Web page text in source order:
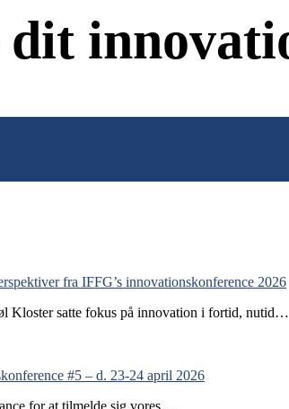
dit
fra IFFG’s innovationskonference 2026
Kloster satte fokus på innovation i fortid, nutid…
#5 – d. 23-24 april 2026
for at tilmelde sig vores…